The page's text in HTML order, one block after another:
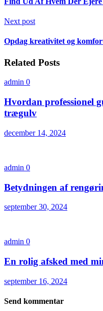
Next post
Opdag kreativitet og
Related Posts
admin 0
Hvordan professionel
trægulv
december 14, 2024
admin 0
Betydningen af
september 30, 2024
admin 0
En rolig afsked med
september 16, 2024
Send kommentar